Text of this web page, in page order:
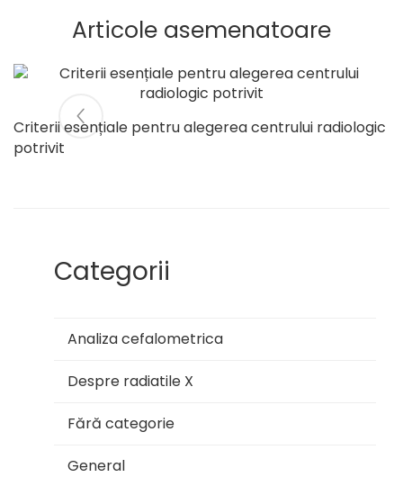
Articole asemenatoare
Criterii esențiale pentru alegerea centrului radiologic
potrivit
Categorii
Analiza cefalometrica
Despre radiatile X
Fără categorie
General